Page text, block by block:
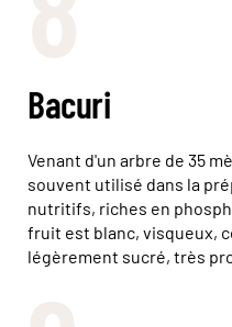
Bacuri
Venant d'un arbre de 35
souvent utilisé dans la
nutritifs, riches en
fruit est blanc, visqueux,
légèrement sucré, très